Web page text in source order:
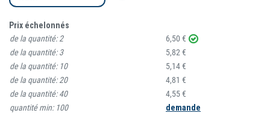
Prix échelonnés
de la quantité:2
6,50 €
de la quantité:3
5,82 €
de la quantité: 10
5,14 €
de la quantité:20
4,81 €
de la quantité:40
4,55 €
quantité min: 100 demande